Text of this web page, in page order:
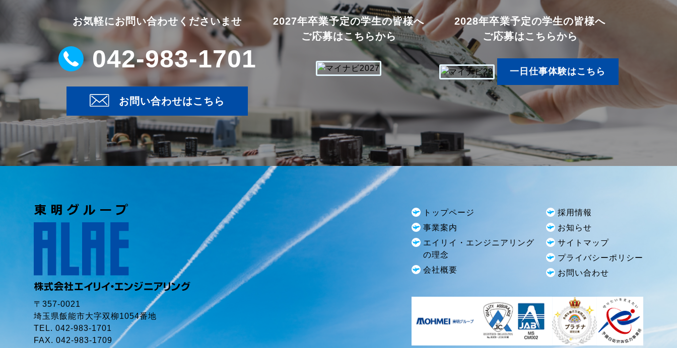
お気軽にお問い合わせくださいませ
042-983-1701
お問い合わせはこちら
2027年卒業予定の学生の皆様へ
ご応募はこちらから
2028年卒業予定の学生の皆様へ
ご応募はこちらから
一日仕事体験はこちら
〒357-0021
埼玉県飯能市大字双柳1054番地
TEL. 042-983-1701
FAX. 042-983-1709
トップページ
事業案内
エイリイ・エンジニアリング
の理念
会社概要
採用情報
お知らせ
サイトマップ
プライバシーポリシー
お問い合わせ